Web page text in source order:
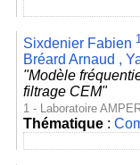
Sixdenier Fabien 1
Bréard Arnaud ,
"Modèle
filtrage CEM"
1 - Laboratoire
Thématique: